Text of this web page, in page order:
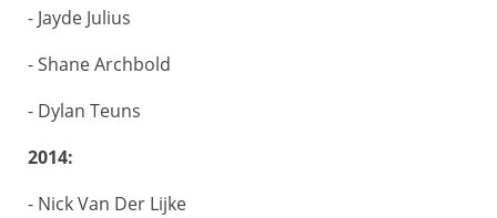
- Jayde Julius
- Shane Archbold
- Dylan Teuns
2014:
- Nick Van Der Lijke